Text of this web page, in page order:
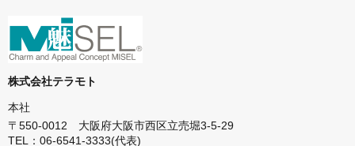
株式会社テラモト
本社
〒550-0012 大阪府大阪市西区立売堀3-5-29
TEL：06-6541-3333(代表)